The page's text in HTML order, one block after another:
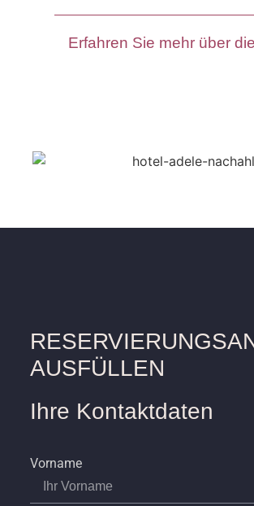
Erfahren Sie mehr über
AUSFÜLLEN
Ihre Kontaktdaten
Vorname